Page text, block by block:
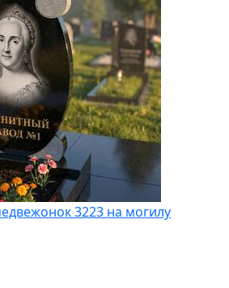
3223 на могилу